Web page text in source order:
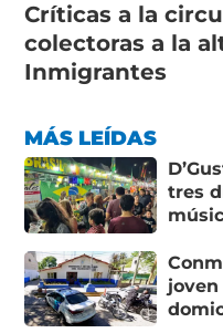
Críticas a la
colectoras a la
Inmigrantes
MÁS LEÍDAS
tres